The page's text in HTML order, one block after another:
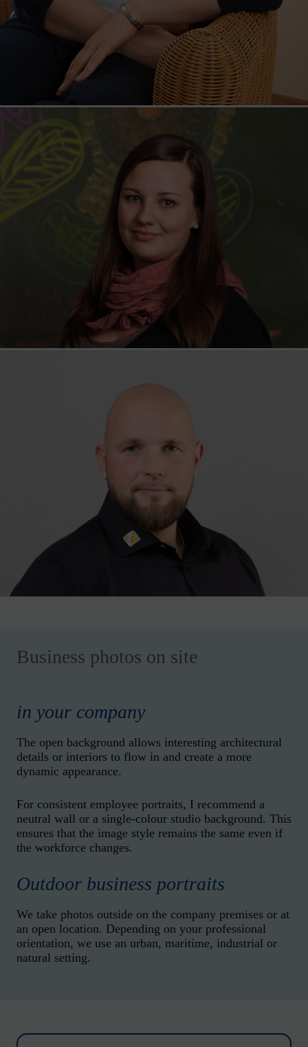
Business photos on site
in your company
The open background allows interesting architectural
details or interiors to flow in and create a more
dynamic appearance.
For consistent employee portraits, I recommend a
neutral wall or a single-colour studio background. This
ensures that the image style remains the same even if
the workforce changes.
Outdoor business portraits
We take photos outside on the company premises or at
an open location. Depending on your professional
orientation, we use an urban, maritime, industrial or
natural setting.